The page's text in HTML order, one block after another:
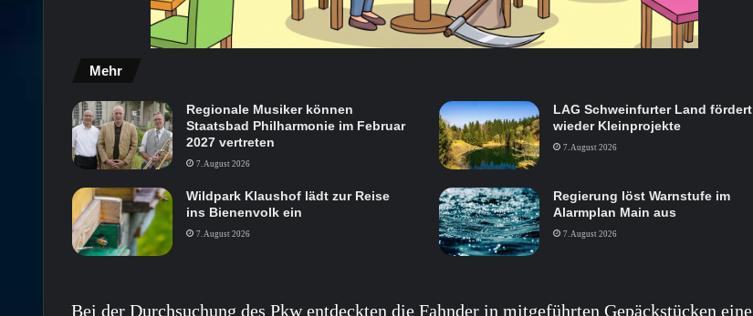
Mehr
Regionale Musiker können
Staatsbad Philharmonie im Februar
2027 vertreten
7. August 2026
LAG Schweinfurter Land fördert
wieder Kleinprojekte
7. August 2026
Wildpark Klaushof lädt zur Reise
ins Bienenvolk ein
7. August 2026
Regierung löst Warnstufe im
Alarmplan Main aus
7. August 2026
Bei der Durchsuchung des Pkw entdeckten die Fahnder in mitgeführten Gepäckstücken eine